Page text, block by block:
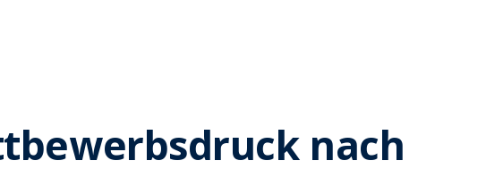
nach